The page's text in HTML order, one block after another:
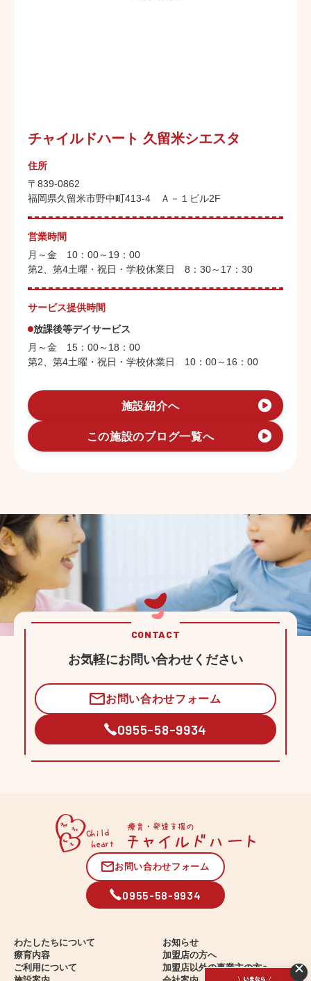
チャイルドハート 久留米シエスタ
住所
〒839-0862
福岡県久留米市野中町413-4 Ａ－１ビル2F
営業時間
月～金 10：00～19：00
第2、第4土曜・祝日・学校休業日 8：30～17：30
サービス提供時間
放課後等デイサービス
月～金 15：00～18：00
第2、第4土曜・祝日・学校休業日 10：00～16：00
施設紹介へ
この施設のブログ一覧へ
CONTACT
お気軽にお問い合わせください
お問い合わせフォーム
0955-58-9934
お問い合わせフォーム
0955-58-9934
わたしたちについて
療育内容
ご利用について
お知らせ
加盟店の方へ
加盟店以外の事業主の方へ